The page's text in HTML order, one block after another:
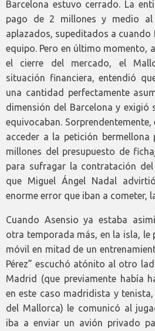
Barcelona estuvo cerrado. La
pago de 2 millones y medio
aplazados, supeditados a
equipo. Pero en último momento,
el cierre del mercado, el
situación financiera, entendió
una cantidad perfectamente
dimensión del Barcelona y exigió
equivocaban.
acceder a la petición
millones del presupuesto de
para sufragar la contratación del
que Miguel Ángel Nadal
enorme error que iban a cometer,
Cuando Asensio ya estaba
otra temporada más, en la isla, le
móvil en mitad de un
Pérez” escuchó atónito al otro
Madrid (que previamente había
en este caso madridista y
del Mallorca) le comunicó al
iba a enviar un avión privado